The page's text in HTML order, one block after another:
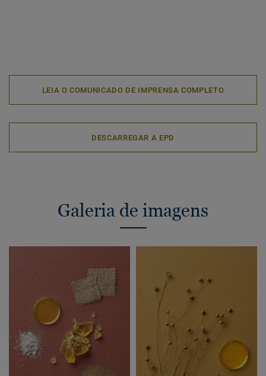
LEIA O COMUNICADO DE IMPRENSA COMPLETO
DESCARREGAR A EPD
Galeria de imagens